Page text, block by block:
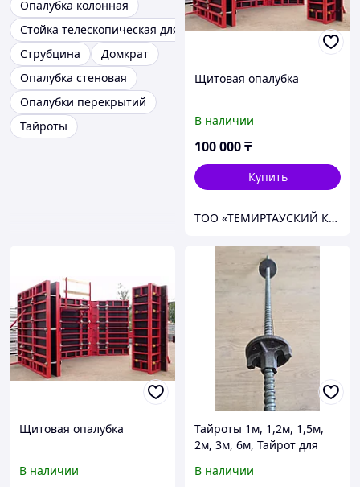
Опалубка колонная
Стойка телескопическая для опалубки перекрытий
Струбцина
Домкрат
Опалубка стеновая
Опалубки перекрытий
Тайроты
Щитовая опалубка
В наличии
100 000₸
Купить
ТОО «ТЕМИРТАУСКИЙ КАЗМЕХАНОМОНТАЖ №2»
Щитовая опалубка
В наличии
Тайроты 1м, 1,2м, 1,5м,
2м, 3м, 6м, Тайрот для
гайками
В наличии